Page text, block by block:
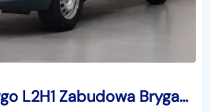
Opel Combo Cargo L2H1 Zabudowa Brygadowa Cargo L2H1 Zabudowa Brygadowa 1.5 102K